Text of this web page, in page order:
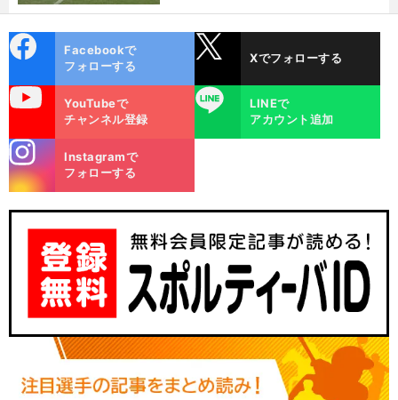
ok
Facebookで
フォローする
Xでフォローする
YouTubeで
チャンネル登録
LINE
LINEで
アカウント追加
m
Instagramで
フォローする